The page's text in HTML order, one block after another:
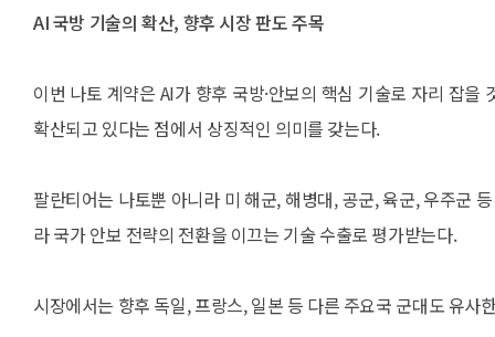
AI 국방 기술의 확산, 향후 시장 판도 주목
이번 나토 계약은 AI가 향후 국방·안보의 핵심 기술로 자리 잡
확산되고 있다는 점에서 상징적인 의미를 갖는다.
팔란티어는 나토뿐 아니라 미 해군, 해병대, 공군, 육군, 우주군
라 국가 안보 전략의 전환을 이끄는 기술 수출로 평가받는다.
시장에서는 향후 독일, 프랑스, 일본 등 다른 주요국 군대도 유사